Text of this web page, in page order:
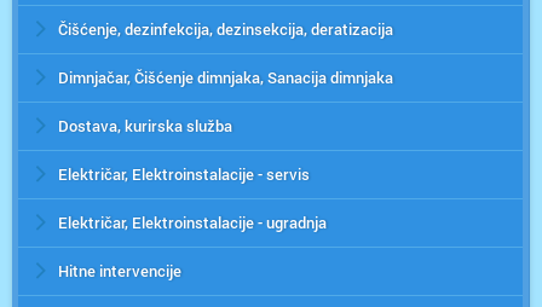
Čišćenje, dezinfekcija, dezinsekcija, deratizacija
Dimnjačar, Čišćenje dimnjaka, Sanacija dimnjaka
Dostava, kurirska služba
Električar, Elektroinstalacije - servis
Električar, Elektroinstalacije - ugradnja
Hitne intervencije